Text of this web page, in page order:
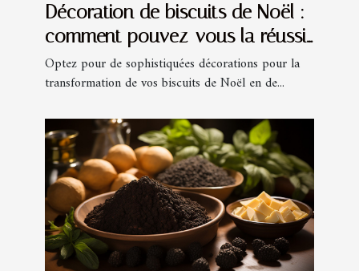
Décoration de biscuits de Noël :
comment pouvez-vous la réussir
?
Optez pour de sophistiquées décorations pour la
transformation de vos biscuits de Noël en de...